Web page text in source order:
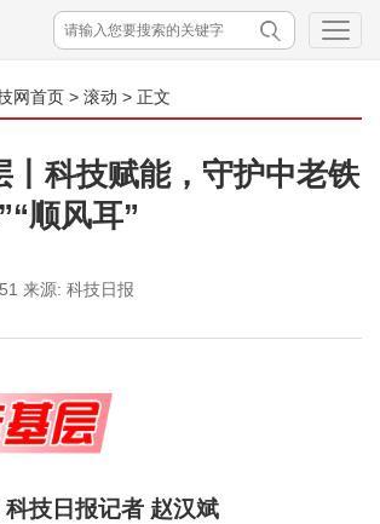
网首页 > 滚动 > 正文
丨科技赋能，守护中老铁
顺风耳”
来源: 科技日报
技日报记者 赵汉斌